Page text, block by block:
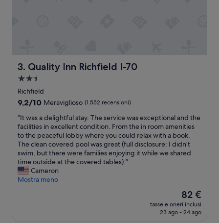
3. Quality Inn Richfield I-70
Quality Inn Richfield I-70
Struttura
a
2.5
Richfield
9.2
10,
Meraviglioso,
(1.552
recensioni)
9,2/10 Meraviglioso (1.552 recensioni)
“
I
t
w
a
s
a
d
“It was a delightful stay. The service was exceptional and the
facilities in excellent condition. From the in room amenities
to the peaceful lobby where you could relax with a book.
The clean covered pool was great (full disclosure: I didn’t
swim, but there were families enjoying it while we shared
time outside at the covered tables).”
Cameron
Mostra meno
Il
prezzo
attuale
82 €
tasse e oneri inclusi
23 ago - 24 ago